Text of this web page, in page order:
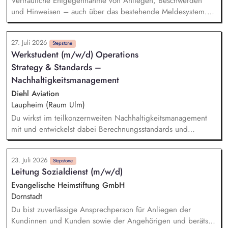
entsprechenden IT-Systemen
und Hinweisen – auch über das bestehende Meldesystem.
Vermittlung bei Konflikten und Unterstützung bei
Klärungsprozessen. Konzeption und Durchführung von
Schulungen und Sensibilisierungsformaten. Mitwirkung an der
Weiterentwicklung von Leitlinien, Verhaltenskodizes und dem
Meldesystem. Förderung einer offenen Feedback- und
Beschwerdekultur innerhalb der Organisation.
27. Juli 2026 Stepstone
Werkstudent (m/w/d) Operations
Strategy & Standards –
Nachhaltigkeitsmanagement
Diehl Aviation
Laupheim (Raum Ulm)
Du wirkst im teilkonzernweiten Nachhaltigkeitsmanagement
mit und entwickelst dabei Berechnungsstandards und
Kennzahlen. Dabei bereitest du Nachhaltigkeitswissen auf
und kommunizierst dieses an interne und externe
Stakeholder. Darüber hinaus unterstützt du bei der
Entwicklung einer Systematik zur Erfassung von nachhaltigen
Projekten und Initiativen. Außerdem hilfst du bei der
Implementierung aktueller gesetzlicher Vorgaben zur
Nachhaltigkeit.
23. Juli 2026 Stepstone
Leitung Sozialdienst (m/w/d)
Evangelische Heimstiftung GmbH
Dornstadt
Du bist zuverlässige Ansprechperson für Anliegen der
Kundinnen und Kunden sowie der Angehörigen und berätst